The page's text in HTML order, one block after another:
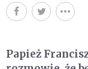
Papież